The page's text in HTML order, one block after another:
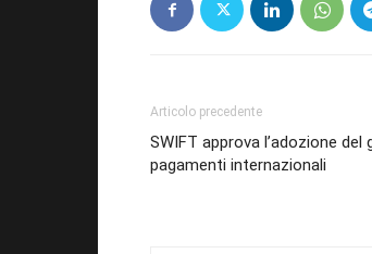
Articolo precedente
SWIFT approva l’adozione del
pagamenti internazionali